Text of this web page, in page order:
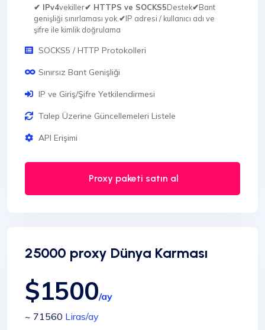
✔ IPv4vekiller✔ HTTPS ve SOCKS5Destek✔Bant
genişliği sınırlaması yok.✔IP adresi / kullanıcı adı ve
şifre ile kimlik doğrulama
SOCKS5 / HTTP Protokolleri
Sınırsız Bant Genişliği
IP ve Giriş/Şifre Yetkilendirmesi
Talep Üzerine Güncellemeleri Listele
API Erişimi
Proxy paketi satın al
25000 proxy Dünya Karması
$1500/ay
~ 71560 Liras/ay